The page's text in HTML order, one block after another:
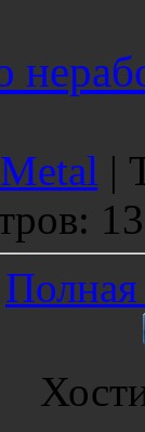
|
:
Полная